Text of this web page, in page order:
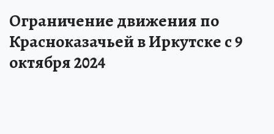
Ограничение движения по
Красноказачьей в Иркутске с 9
октября 2024